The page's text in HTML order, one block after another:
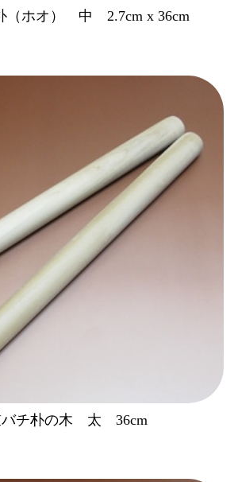
（ホオ） 中 2.7cm x 36cm
バチ朴の木 太 36cm